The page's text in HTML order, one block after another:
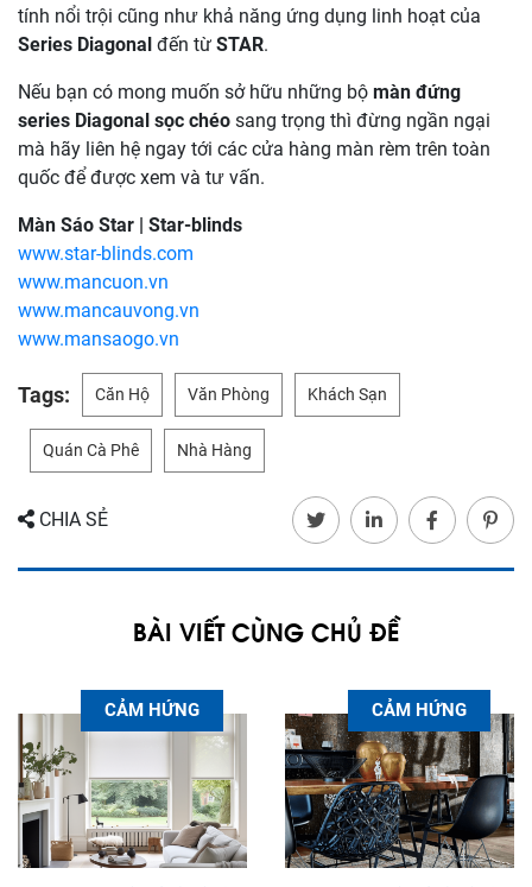
tính nổi trội cũng như khả năng ứng dụng linh hoạt của
Series Diagonal đến từ STAR.
Nếu bạn có mong muốn sở hữu những bộ màn đứng
series Diagonal sọc chéo sang trọng thì đừng ngần ngại
mà hãy liên hệ ngay tới các cửa hàng màn rèm trên toàn
quốc để được xem và tư vấn.
Màn Sáo Star | Star-blinds
www.star-blinds.com
www.mancuon.vn
www.mancauvong.vn
www.mansaogo.vn
Tags: Căn Hộ Văn Phòng Khách Sạn
Quán Cà Phê Nhà Hàng
CHIA SẺ
BÀI VIẾT CÙNG CHỦ ĐỀ
CẢM HỨNG CẢM HỨNG